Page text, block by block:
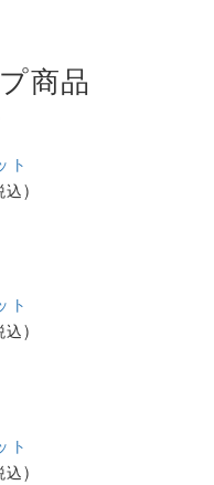
商品
ト
込)
ト
込)
ト
込)